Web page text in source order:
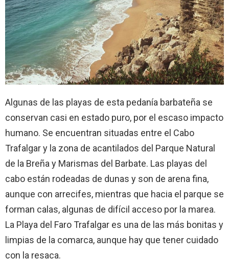
Algunas de las playas de esta pedanía barbateña se
conservan casi en estado puro, por el escaso impacto
humano. Se encuentran situadas entre el Cabo
Trafalgar y la zona de acantilados del Parque Natural
de la Breña y Marismas del Barbate. Las playas del
cabo están rodeadas de dunas y son de arena fina,
aunque con arrecifes, mientras que hacia el parque se
forman calas, algunas de difícil acceso por la marea.
La Playa del Faro Trafalgar es una de las más bonitas y
limpias de la comarca, aunque hay que tener cuidado
con la resaca.